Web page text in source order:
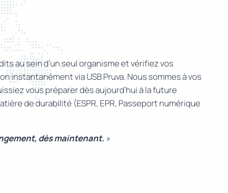
au sein d’un seul organisme et vérifiez vos
instantanément via USB Pruva. Nous sommes à vos
vous préparer dès aujourd’hui à la future
de durabilité (ESPR, EPR, Passeport numérique
dès maintenant. »